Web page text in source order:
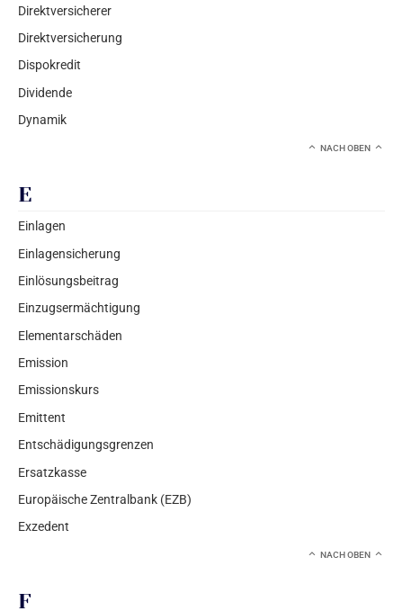
Direktversicherer
Direktversicherung
Dispokredit
Dividende
Dynamik
NACH OBEN
E
Einlagen
Einlagensicherung
Einlösungsbeitrag
Einzugsermächtigung
Elementarschäden
Emission
Emissionskurs
Emittent
Entschädigungsgrenzen
Ersatzkasse
Europäische Zentralbank (EZB)
Exzedent
NACH OBEN
F